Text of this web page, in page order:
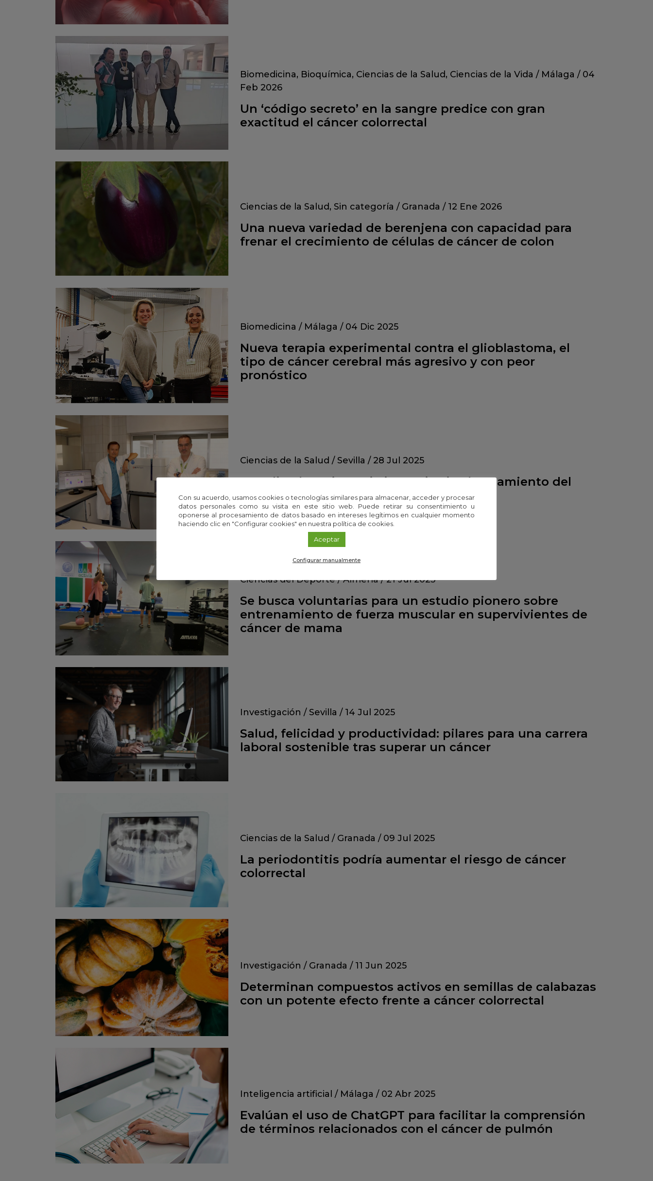
Biomedicina, Bioquímica, Ciencias de la Salud, Ciencias de la Vida / Málaga / 04
Feb 2026
Un ‘código secreto’ en la sangre predice con gran
exactitud el cáncer colorrectal
Ciencias de la Salud, Sin categoría / Granada / 12 Ene 2026
Una nueva variedad de berenjena con capacidad para
frenar el crecimiento de células de cáncer de colon
Biomedicina / Málaga / 04 Dic 2025
Nueva terapia experimental contra el glioblastoma, el
tipo de cáncer cerebral más agresivo y con peor
pronóstico
Ciencias de la Salud / Sevilla / 28 Jul 2025
Estudian la resistencia inmunitaria al tratamiento del
cáncer de mama
Ciencias del Deporte/Almería/21 Jul 2025
Se busca voluntarias para un estudio pionero sobre
entrenamiento de fuerza muscular en supervivientes de
cáncer de mama
Investigación / Sevilla / 14 Jul 2025
Salud, felicidad y productividad: pilares para una carrera
laboral sostenible tras superar un cáncer
Ciencias de la Salud / Granada / 09 Jul 2025
La periodontitis podría aumentar el riesgo de cáncer
colorrectal
Investigación / Granada / 11 Jun 2025
Determinan compuestos activos en semillas de calabazas
con un potente efecto frente a cáncer colorrectal
Inteligencia artificial / Málaga / 02 Abr 2025
Evalúan el uso de ChatGPT para facilitar la comprensión
de términos relacionados con el cáncer de pulmón
Con su acuerdo, usamos cookies o tecnologías similares para almacenar, acceder y procesar
datos personales como su visita en este sitio web. Puede retirar su consentimiento u
oponerse al procesamiento de datos basado en intereses legítimos en cualquier momento
haciendo clic en "Configurar cookies" en nuestra política de cookies.
Aceptar
Configurar manualmente